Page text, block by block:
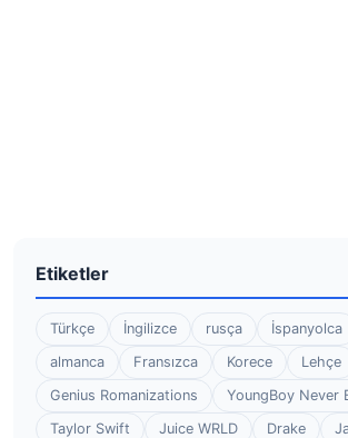
Etiketler
Türkçe İngilizce rusça İspanyolca
almanca
Fransızca Korece Lehçe
Genius Romanizations
YoungBoy Never
Taylor Swift
Juice WRLD Drake